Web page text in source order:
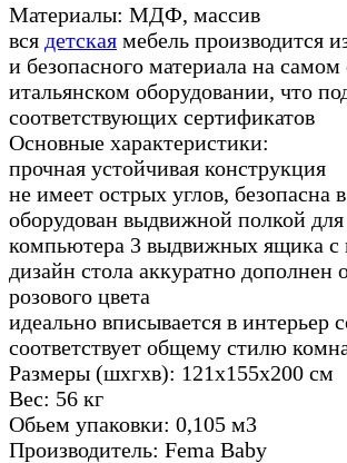
Материалы: МДФ, массив
вся детская мебель производится
и безопасного материала на
итальянском оборудовании, что
соответствующих сертификатов
Основные характеристики:
прочная устойчивая конструкция
не имеет острых углов, безопасна
оборудован выдвижной полкой
компьютера 3 выдвижных ящика
дизайн стола аккуратно
розового цвета
идеально вписывается в интерьер
соответствует общему стилю
Размеры (шхгхв): 121х155х200 см
Вес: 56 кг
Обьем упаковки: 0,105 м3
Производитель: Fema Baby